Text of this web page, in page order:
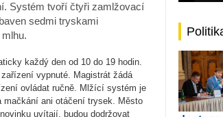
Systém tvoří čtyři zamlžovací
sedmi tryskami
každý den od 10 do 19 hodin.
vypnuté. Magistrát žádá
ovládat ručně. Mlžící systém je
mačkání ani otáčení trysek. Město
uvítají, budou dodržovat